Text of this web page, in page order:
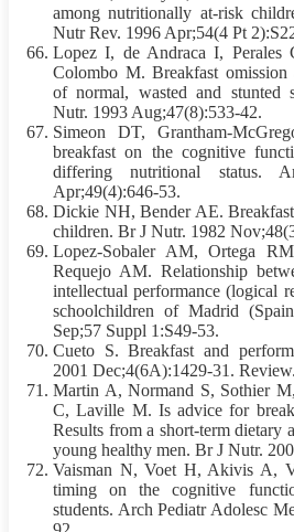
among nutritionally at-risk
Nutr Rev. 1996 Apr;54(4 Pt
Lopez I, de Andraca I, Perales
Colombo M. Breakfast omission
of normal, wasted and stunted
Nutr. 1993 Aug;47(8):533-42.
Simeon DT, Grantham-
breakfast on the cognitive
differing nutritional
Apr;49(4):646-53.
Dickie NH, Bender AE.
children. Br J Nutr. 1982
Lopez-Sobaler AM, Ortega
Requejo AM. Relationship
intellectual performance (logical
schoolchildren of Madrid
Sep;57 Suppl 1:S49-53.
Cueto S. Breakfast and
2001 Dec;4(6A):1429-31. Review.
Martin A, Normand S, Sothier
C, Laville M. Is advice for
Results from a short-term dietary
young healthy men. Br J Nutr.
Vaisman N, Voet H, Akivis A,
timing on the cognitive
students. Arch Pediatr Adolesc